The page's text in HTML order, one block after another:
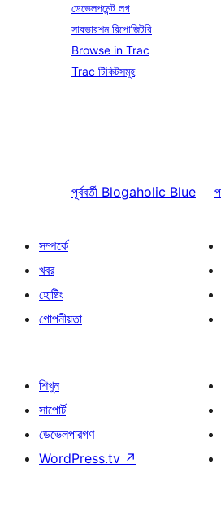
ডেভেলপমেন্ট লগ
সাবভারশন রিপোজিটরি
Browse in Trac
Trac টিকিটসমূহ
পূর্ববর্তী Blogaholic Blue
সম্পর্কে
খবর
হোষ্টিং
গোপনীয়তা
শিখুন
সাপোর্ট
ডেভেলপারগণ
WordPress.tv ↗